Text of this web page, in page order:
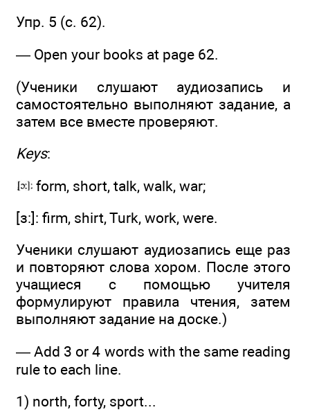
Упр. 5 (с. 62).
— Open your books at page 62.
(Ученики слушают аудиозапись и
самостоятельно выполняют задание, а
затем все вместе проверяют.
Keys:
form, short, talk, walk, war;
[з:]: firm, shirt, Turk, work, were.
Ученики слушают аудиозапись еще раз
и повторяют слова хором. После этого
учащиеся с помощью учителя
формулируют правила чтения, затем
выполняют задание на доске.)
— Add 3 or 4 words with the same reading
rule to each line.
1) north, forty, sport...